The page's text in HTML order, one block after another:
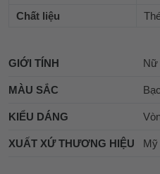
Chất liệu
GIỚI TÍNH Nữ
MÀU SẮC Bạc
KIỂU DÁNG
XUẤT XỨ THƯƠNG HIỆU Mỹ